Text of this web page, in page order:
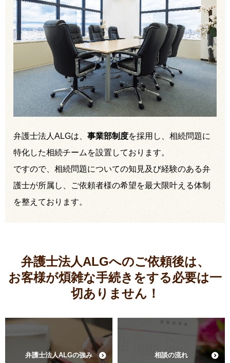
弁護士法人ALGは、 事業部制度を採用し、相続問題に
特化した相続チームを設置しております。
ですので、相続問題についての知見及び経験のある弁
護士が所属し、ご依頼者様の希望を最大限叶える体制
を整えております。
弁護士法人ALGへのご依頼後は、
お客様が煩雑な手続きをする必要は一
切ありません！
弁護士法人ALGの強み 相談の流れ